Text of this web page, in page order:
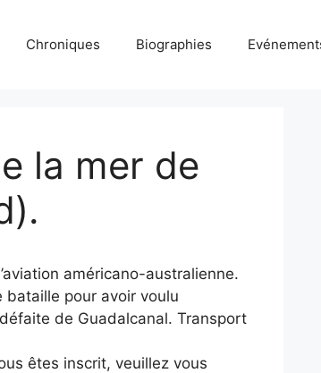
Chroniques Biographies
la mer de
américano-australienne.
pour avoir voulu
de Guadalcanal. Transport
êtes inscrit, veuillez vous